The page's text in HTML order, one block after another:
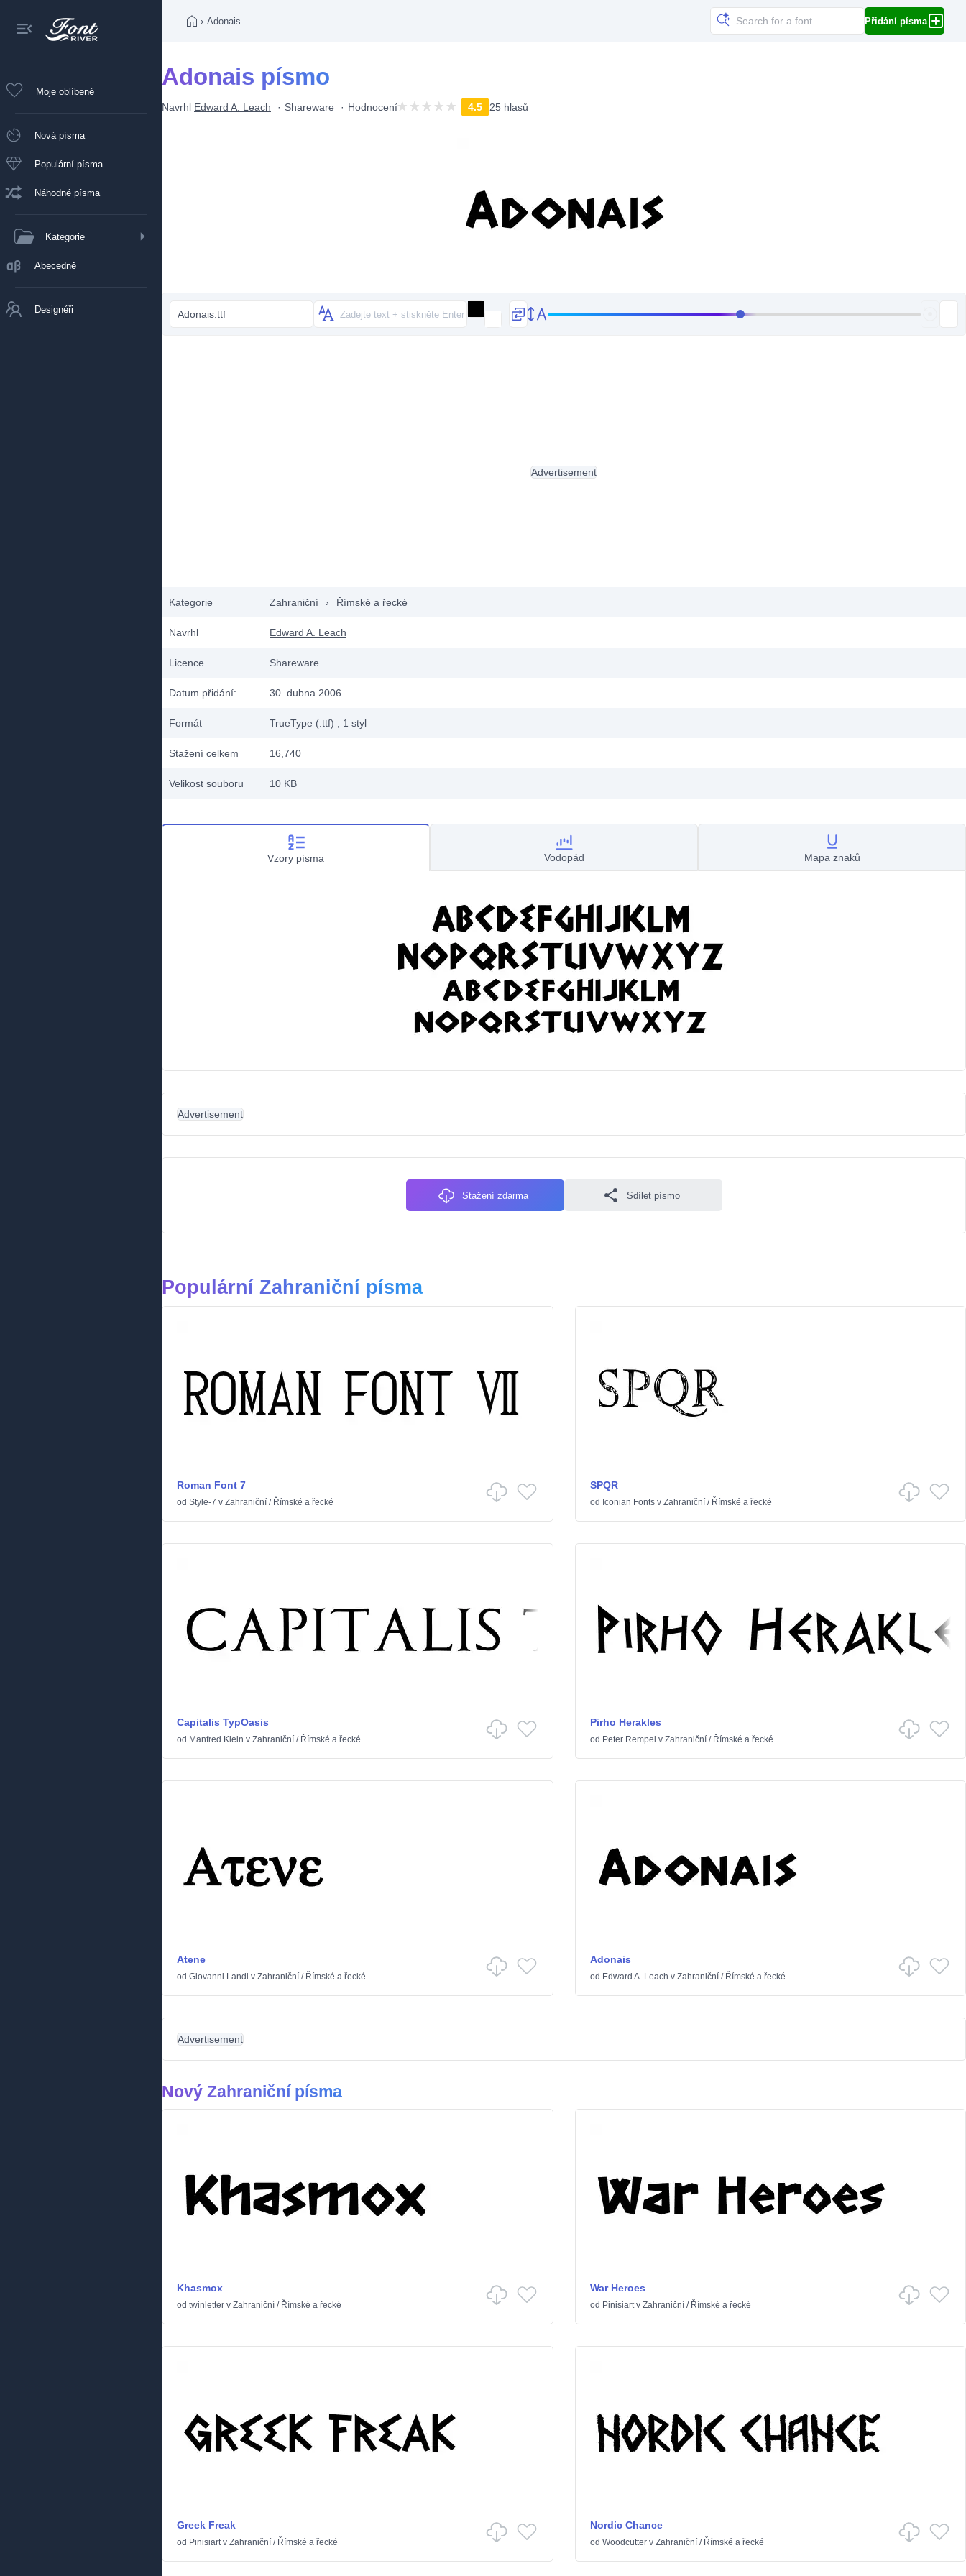
Moje oblíbené
Nová písma
Populární písma
Náhodné písma
Kategorie
Abecedně
Designéři
› Adonais Přidání písma
Adonais písmo
Navrhl Edward A. Leach Shareware Hodnocení 4.5 25 hlasů
Adonais.ttf
Kategorie Zahraniční › Římské a řecké
Navrhl Edward A. Leach
Licence Shareware
Datum přidání: 30. dubna 2006
Formát TrueType (.ttf) , 1 styl
Stažení celkem 16,740
Velikost souboru 10 KB
Advertisement
Vzory písma Vodopád Mapa znaků
Advertisement
Stažení zdarma Sdílet písmo
Populární Zahraniční písma
Roman Font 7
od Style-7 v Zahraniční / Římské a řecké
SPQR
od Iconian Fontsv Zahraniční/ Římské a řecké
Capitalis TypOasis
od Manfred Klein v Zahraniční / Římské a řecké
Pirho Herakles
od Peter Rempel v Zahraniční/ Římské a řecké
Atene
od Giovanni Landi v Zahraniční / Římské a řecké
Adonais
od Edward A. Leach v Zahraniční/ Římské a řecké
Advertisement
Nový Zahraniční písma
Khasmox
od twinletter v Zahraniční / Římské a řecké
War Heroes
od Pinisiartv Zahraniční/ Římské a řecké
Greek Freak
od Pinisiartv Zahraniční / Římské a řecké
Nordic Chance
od Woodcutterv Zahraniční/ Římské a řecké